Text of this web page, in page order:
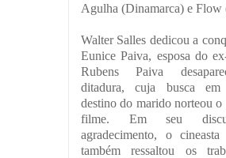
Agulha (Dinamarca) e Flow
Walter Salles dedicou a
Eunice Paiva, esposa do
Rubens Paiva
ditadura, cuja busca
destino do marido norteou
filme. Em seu
agradecimento, o cineasta
também ressaltou os